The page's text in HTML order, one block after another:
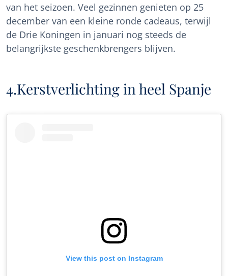
van het seizoen. Veel gezinnen genieten op 25
december van een kleine ronde cadeaus, terwijl
de Drie Koningen in januari nog steeds de
belangrijkste geschenkbrengers blijven.
4.Kerstverlichting in heel Spanje
View this post on Instagram